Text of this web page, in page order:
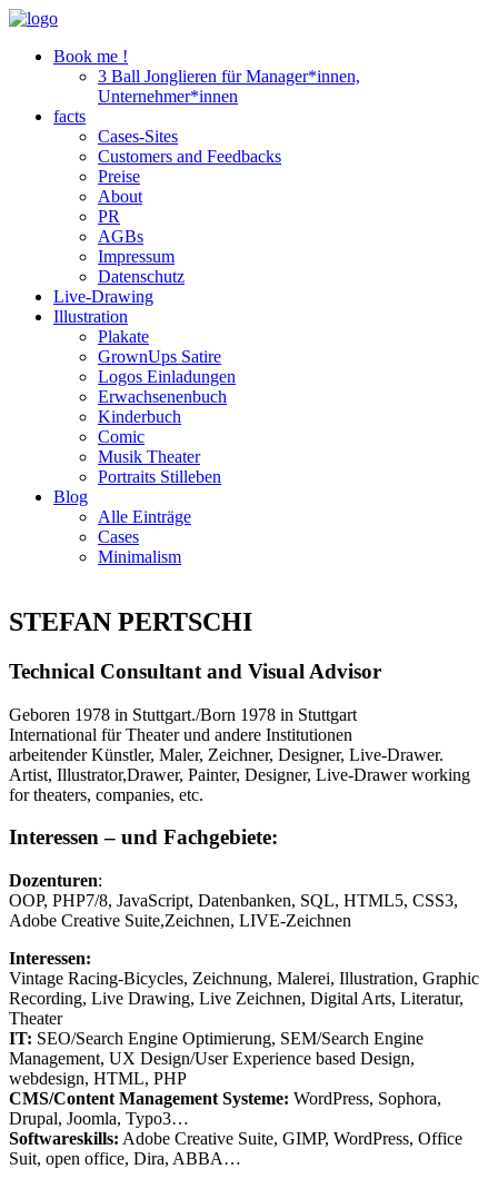
Book me !
3 Ball Jonglieren für Manager*innen,
Unternehmer*innen
facts
Cases-Sites
Customers and Feedbacks
Preise
About
PR
AGBs
Impressum
Datenschutz
Live-Drawing
Illustration
Plakate
GrownUps Satire
Logos Einladungen
Erwachsenenbuch
Kinderbuch
Comic
Musik Theater
Portraits Stilleben
Blog
Alle Einträge
Cases
Minimalism
STEFAN PERTSCHI
Technical Consultant and Visual Advisor
Geboren 1978 in Stuttgart./Born 1978 in Stuttgart
International für Theater und andere Institutionen
arbeitender Künstler, Maler, Zeichner, Designer, Live-Drawer.
Artist, Illustrator,Drawer, Painter, Designer, Live-Drawer working
for theaters, companies, etc.
Interessen – und Fachgebiete:
Dozenturen:
OOP, PHP7/8, JavaScript, Datenbanken, SQL, HTML5, CSS3,
Adobe Creative Suite,Zeichnen, LIVE-Zeichnen
Interessen:
Vintage Racing-Bicycles, Zeichnung, Malerei, Illustration, Graphic
Recording, Live Drawing, Live Zeichnen, Digital Arts, Literatur,
Theater
IT: SEO/Search Engine Optimierung, SEM/Search Engine
Management, UX Design/User Experience based Design,
webdesign, HTML, PHP
CMS/Content Management Systeme: WordPress, Sophora,
Drupal, Joomla, Typo3…
Softwareskills: Adobe Creative Suite, GIMP, WordPress, Office
Suit, open office, Dira, ABBA…